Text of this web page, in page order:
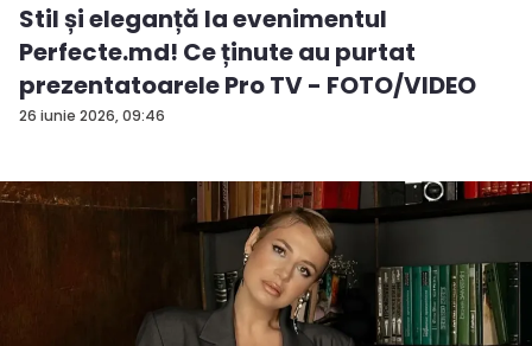
26 iunie 2026, 09:46
Stil și eleganță la evenimentul
Perfecte.md! Ce ținute au purtat
prezentatoarele Pro TV - FOTO/VIDEO